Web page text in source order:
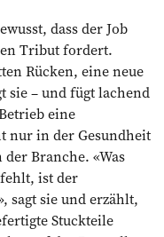
dass der Job
Tribut fordert.
Rücken, eine neue
sie – und fügt lachend
eine
nur in der Gesundheit
Branche. «Was
ist der
sagt sie und erzählt,
Stuckteile